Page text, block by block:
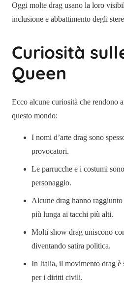
Oggi molte drag usano la loro
inclusione e abbattimento degli
Curiosità
Queen
Ecco alcune curiosità che rendono
questo mondo:
I nomi d’arte drag sono
provocatori.
Le parrucche e i costumi
personaggio.
Alcune drag hanno
più lunga ai tacchi più alti.
Molti show drag uniscono
diventando satira politica.
In Italia, il movimento drag è
per i diritti civili.